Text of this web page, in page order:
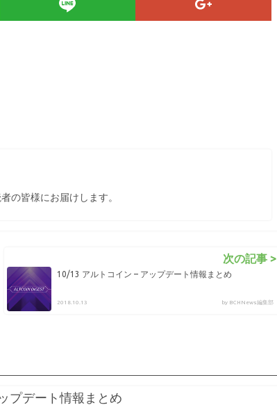
の皆様にお届けします。
次の記事 >
10/13 アルトコイン – アップデート情報まとめ
2018.10.13 by BCHNews編集部
プデート情報まとめ